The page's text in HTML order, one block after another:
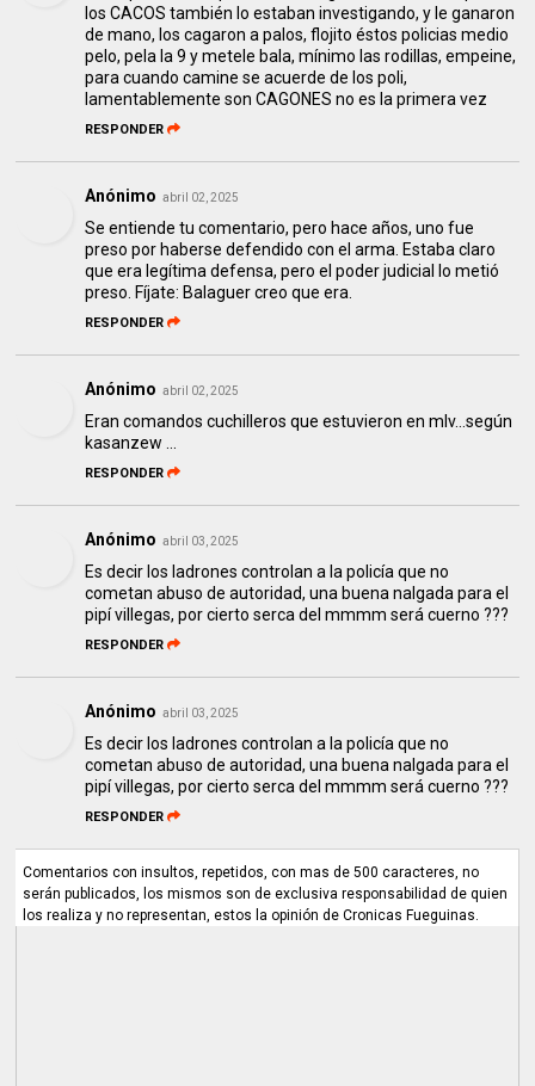
los CACOS también lo estaban investigando, y le ganaron
de mano, los cagaron a palos, flojito éstos policias medio
pelo, pela la 9 y metele bala, mínimo las rodillas, empeine,
para cuando camine se acuerde de los poli,
lamentablemente son CAGONES no es la primera vez
RESPONDER
Anónimo abril 02, 2025
Se entiende tu comentario, pero hace años, uno fue
preso por haberse defendido con el arma. Estaba claro
que era legítima defensa, pero el poder judicial lo metió
preso. Fíjate: Balaguer creo que era.
RESPONDER
Anónimo abril 02, 2025
Eran comandos cuchilleros que estuvieron en mlv...según
kasanzew ...
RESPONDER
Anónimo abril 03, 2025
Es decir los ladrones controlan a la policía que no
cometan abuso de autoridad, una buena nalgada para el
pipí villegas, por cierto serca del mmmm será cuerno ???
RESPONDER
Anónimo abril 03, 2025
Es decir los ladrones controlan a la policía que no
cometan abuso de autoridad, una buena nalgada para el
pipí villegas, por cierto serca del mmmm será cuerno ???
RESPONDER
Comentarios con insultos, repetidos, con mas de 500 caracteres, no
serán publicados, los mismos son de exclusiva responsabilidad de quien
los realiza y no representan, estos la opinión de Cronicas Fueguinas.